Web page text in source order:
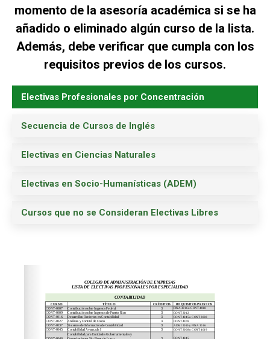
momento de la asesoría académica si se ha
añadido o eliminado algún curso de la lista.
Además, debe verificar que cumpla con los
requisitos previos de los cursos.
Electivas Profesionales por Concentración
Secuencia de Cursos de Inglés
Electivas en Ciencias Naturales
Electivas en Socio-Humanísticas (ADEM)
Cursos que no se Consideran Electivas Libres